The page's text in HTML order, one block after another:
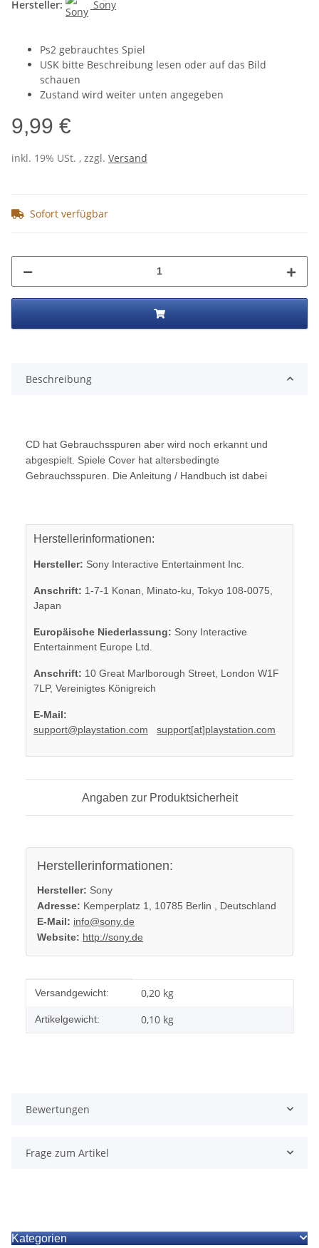
Hersteller:
Sony
Ps2 gebrauchtes Spiel
USK bitte Beschreibung lesen oder auf das Bild
schauen
Zustand wird weiter unten angegeben
9,99 €
inkl. 19% USt. , zzgl. Versand
Sofort verfügbar
Beschreibung
CD hat Gebrauchsspuren aber wird noch erkannt und
abgespielt. Spiele Cover hat altersbedingte
Gebrauchsspuren. Die Anleitung / Handbuch ist dabei
Herstellerinformationen:
Hersteller: Sony Interactive Entertainment Inc.
Anschrift: 1-7-1 Konan, Minato-ku, Tokyo 108-0075,
Japan
Europäische Niederlassung: Sony Interactive
Entertainment Europe Ltd.
Anschrift: 10 Great Marlborough Street, London W1F
7LP, Vereinigtes Königreich
E-Mail:
support@playstation.com
support[at]playstation.com
Angaben zur Produktsicherheit
Herstellerinformationen:
Hersteller: Sony
Adresse: Kemperplatz 1, 10785 Berlin , Deutschland
E-Mail: info@sony.de
Website: http://sony.de
Produkteigenschaft
Wert
Versandgewicht: 0,20 kg
Artikelgewicht: 0,10 kg
Bewertungen
Frage zum Artikel
Kategorien